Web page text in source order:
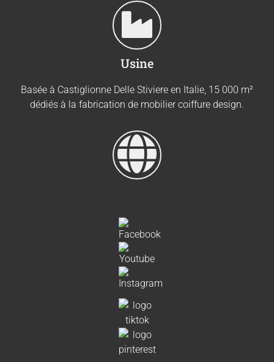
Usine
Basée à Castiglionne Delle Stiviere en Italie, 15 000 m²
dédiés à la fabrication de mobilier coiffure design.